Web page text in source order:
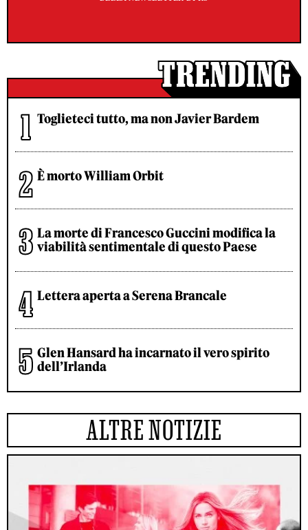
Toglieteci tutto, ma non Javier Bardem
È morto William Orbit
La morte di Francesco Guccini modifica la
viabilità sentimentale di questo Paese
Lettera aperta a Serena Brancale
Glen Hansard ha incarnato il vero spirito
dell’Irlanda
ALTRE NOTIZIE